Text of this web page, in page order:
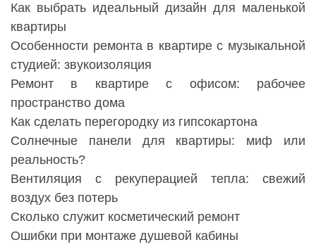
Как выбрать идеальный дизайн для маленькой
квартиры
Особенности ремонта в квартире с музыкальной
студией: звукоизоляция
Ремонт в квартире с офисом: рабочее
пространство дома
Как сделать перегородку из гипсокартона
Солнечные панели для квартиры: миф или
реальность?
Вентиляция с рекуперацией тепла: свежий
воздух без потерь
Сколько служит косметический ремонт
Ошибки при монтаже душевой кабины